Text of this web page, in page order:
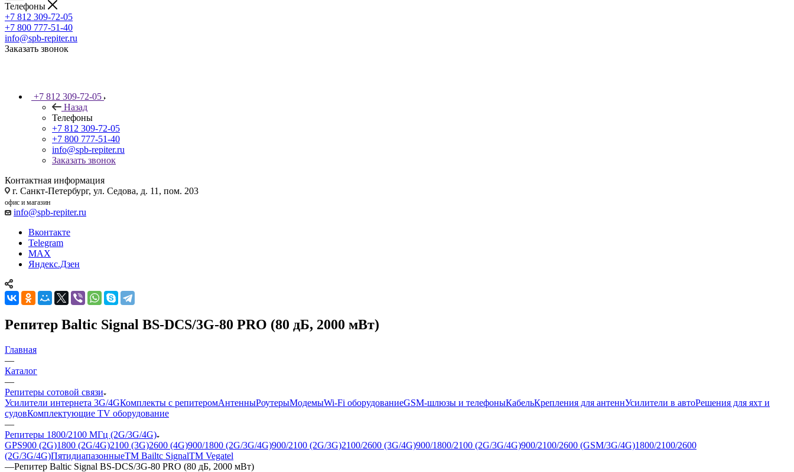
Телефоны
+7 812 309-72-05
+7 800 777-51-40
info@spb-repiter.ru
Заказать звонок
+7 812 309-72-05
Назад
Телефоны
+7 812 309-72-05
+7 800 777-51-40
info@spb-repiter.ru
Заказать звонок
Контактная информация
г. Санкт-Петербург, ул. Седова, д. 11, пом. 203
офис и магазин
info@spb-repiter.ru
Вконтакте
Telegram
MAX
Яндекс.Дзен
Репитер Baltic Signal BS-DCS/3G-80 PRO (80 дБ, 2000 мВт)
Главная
—
Каталог
—
Репитеры сотовой связи
Усилители интернета 3G/4GКомплекты с репитеромАнтенныРоутерыМодемыWi-Fi оборудованиеGSM-шлюзы и телефоныКабельКрепления для антеннУсилители в автоРешения для яхт и
судовКомплектующие TV оборудование
—
Репитеры 1800/2100 МГц (2G/3G/4G)
GPS900 (2G)1800 (2G/4G)2100 (3G)2600 (4G)900/1800 (2G/3G/4G)900/2100 (2G/3G)2100/2600 (3G/4G)900/1800/2100 (2G/3G/4G)900/2100/2600 (GSM/3G/4G)1800/2100/2600
(2G/3G/4G)ПятидиапазонныеТМ Bailtc SignalТМ Vegatel
—Репитер Baltic Signal BS-DCS/3G-80 PRO (80 дБ, 2000 мВт)